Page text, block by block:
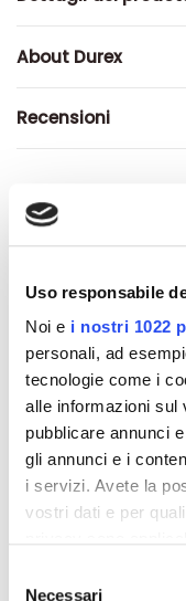
Uso responsabile
Noi e i nostri 1022
personali, ad
tecnologie come i
alle informazioni sul
pubblicare annunci
gli annunci e i
i servizi. Avete la
vostri dati e per
modificare o
Necessari
About Durex
Recensioni
Altri